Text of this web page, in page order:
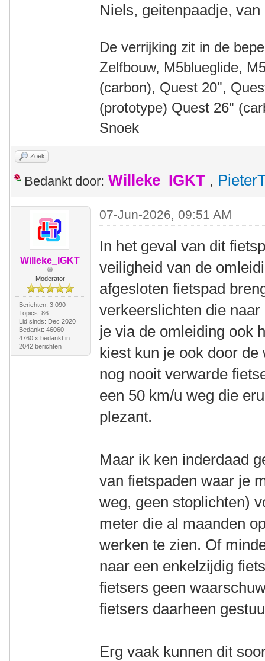
Niels, geitenpaadje,
De verrijking zit in de
Zelfbouw, M5blueglide,
(carbon), Quest 20",
(prototype) Quest 26"
Snoek
Zoek
Bedankt door: Willeke_IGKT ,
Willeke_IGKT
Moderator
Berichten: 3.090
Topics: 86
Lid sinds: Dec 2020
Bedankt: 46060
4760 x bedankt in
2042 berichten
07-Jun-2026, 09:51 AM
In het geval van dit
veiligheid van de
afgesloten fietspad
verkeerslichten die
je via de omleiding ook
kiest kun je ook door
nog nooit verwarde
een 50 km/u weg die
plezant.
Maar ik ken inderdaad
van fietspaden waar je
weg, geen stoplichten)
meter die al maanden
werken te zien. Of
naar een enkelzijdig
fietsers geen
fietsers daarheen
Erg vaak kunnen dit